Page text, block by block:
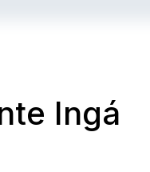
Ingá